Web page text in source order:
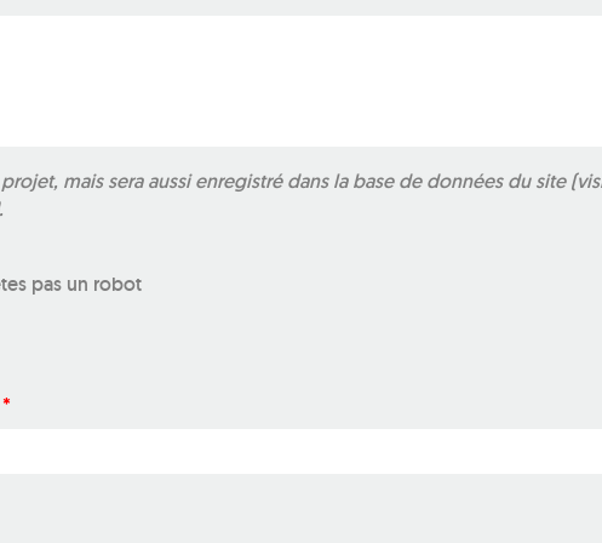
mais sera aussi enregistré dans la base de données du site
pas un robot
*